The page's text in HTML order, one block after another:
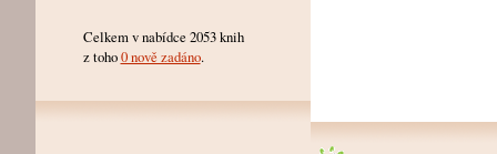
Celkem v nabídce 2053 knih
z toho0 nově zadáno.